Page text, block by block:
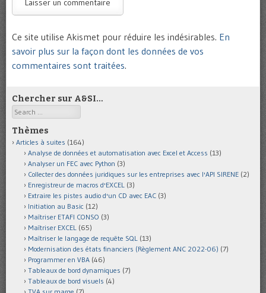
Ce site utilise Akismet pour réduire les indésirables. En
savoir plus sur la façon dont les données de vos
commentaires sont traitées.
Chercher sur A&SI…
Search
Thèmes
Articles à suites (164)
Analyse de données et automatisation avec Excel et Access (13)
Analyser un FEC avec Python (3)
Collecter des données juridiques sur les entreprises avec l'API SIRENE (2)
Enregistreur de macros d'EXCEL (3)
Extraire les pistes audio d'un CD avec EAC (3)
Initiation au Basic (12)
Maîtriser ETAFI CONSO (3)
Maîtriser EXCEL (65)
Maîtriser le langage de requête SQL (13)
Modernisation des états financiers (Règlement ANC 2022-06) (7)
Programmer en VBA (46)
Tableaux de bord dynamiques (7)
Tableaux de bord visuels (4)